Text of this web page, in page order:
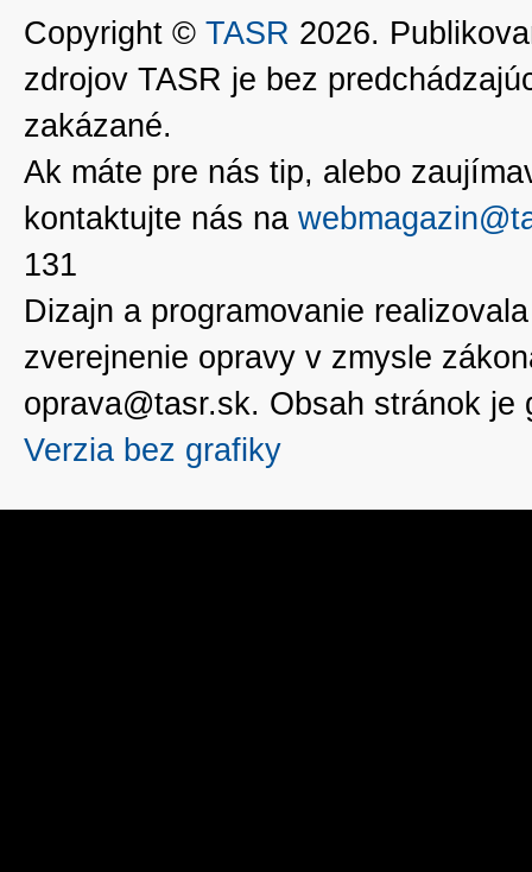
Copyright © TASR 2026.
zdrojov TASR je bez
zakázané.
Ak máte pre nás tip, alebo
kontaktujte nás na
131
Dizajn a programovanie
zverejnenie opravy v zmysle
oprava@tasr.sk. Obsah stránok
Verzia bez grafiky